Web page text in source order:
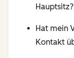
Hauptsitz?
Hat mein
Kontakt